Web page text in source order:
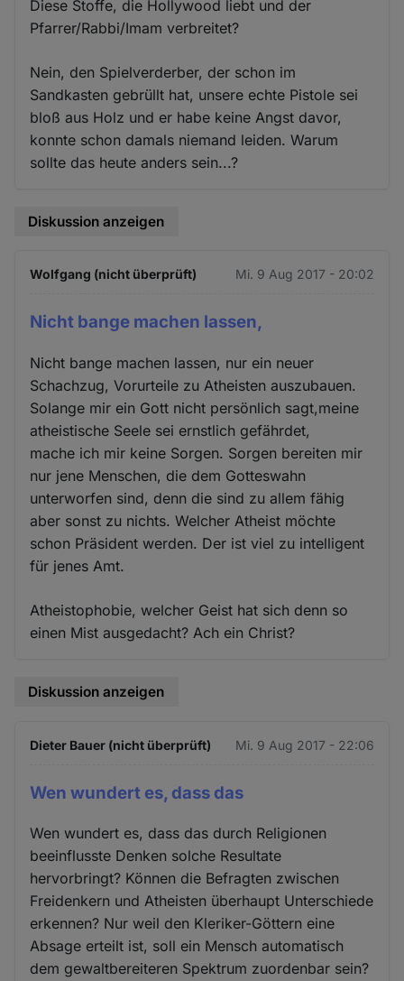
Diese Stoffe, die Hollywood liebt und der
Pfarrer/Rabbi/Imam verbreitet?
Nein, den Spielverderber, der schon im
Sandkasten gebrüllt hat, unsere echte Pistole sei
bloß aus Holz und er habe keine Angst davor,
konnte schon damals niemand leiden. Warum
sollte das heute anders sein...?
Diskussion anzeigen
Wolfgang (nicht überprüft) Mi. 9 Aug 2017 - 20:02
Nicht bange machen lassen,
Nicht bange machen lassen, nur ein neuer
Schachzug, Vorurteile zu Atheisten auszubauen.
Solange mir ein Gott nicht persönlich sagt,meine
atheistische Seele sei ernstlich gefährdet,
mache ich mir keine Sorgen. Sorgen bereiten mir
nur jene Menschen, die dem Gotteswahn
unterworfen sind, denn die sind zu allem fähig
aber sonst zu nichts. Welcher Atheist möchte
schon Präsident werden. Der ist viel zu intelligent
für jenes Amt.
Atheistophobie, welcher Geist hat sich denn so
einen Mist ausgedacht? Ach ein Christ?
Diskussion anzeigen
Dieter Bauer (nicht überprüft) Mi. 9 Aug 2017 - 22:06
Wen wundert es, dass das
Wen wundert es, dass das durch Religionen
beeinflusste Denken solche Resultate
hervorbringt? Können die Befragten zwischen
Freidenkern und Atheisten überhaupt Unterschiede
erkennen? Nur weil den Kleriker-Göttern eine
Absage erteilt ist, soll ein Mensch automatisch
dem gewaltbereiteren Spektrum zuordenbar sein?